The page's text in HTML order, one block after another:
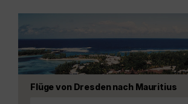
Flüge von Dresden nach Mauritius